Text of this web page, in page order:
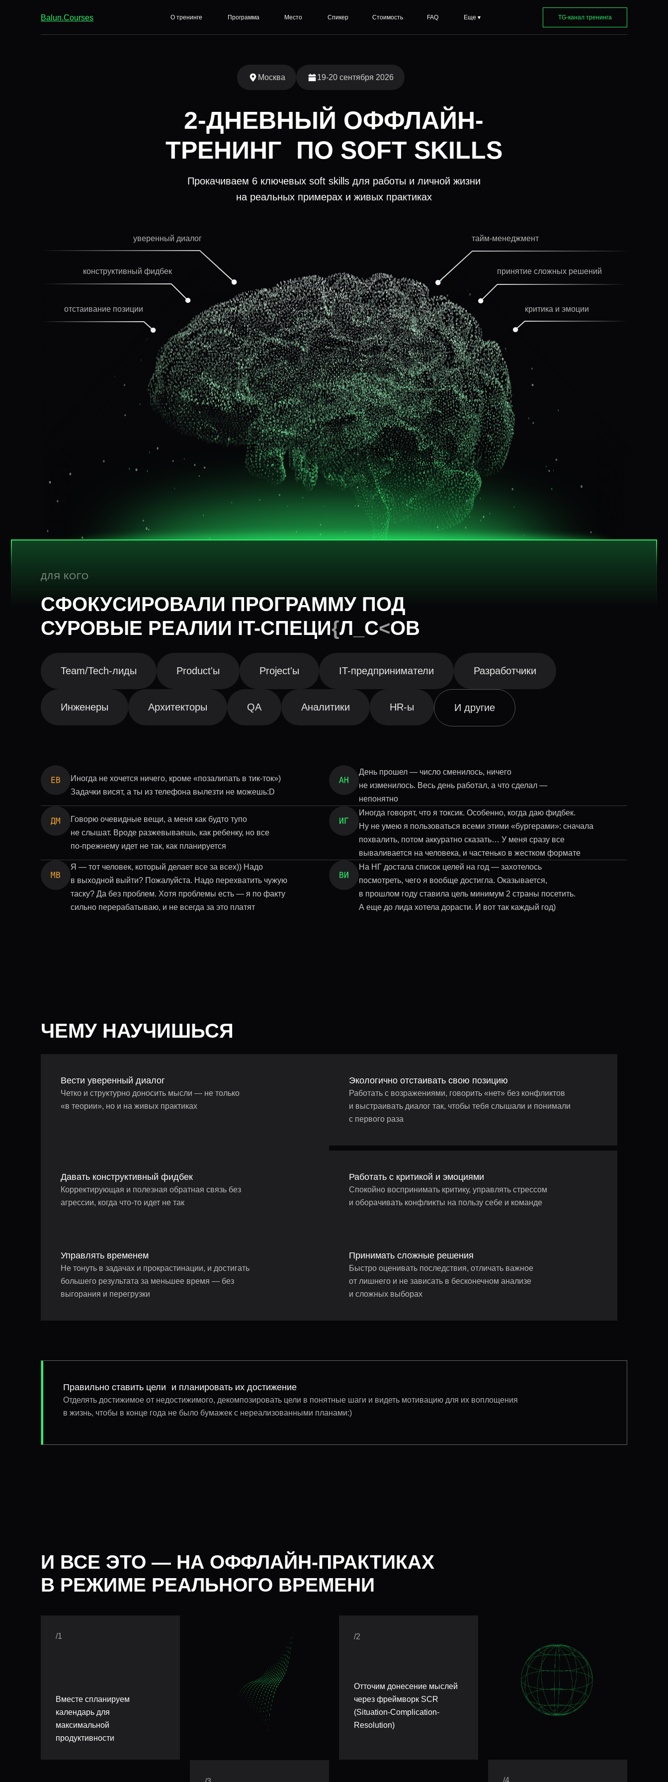
Balun.Courses TG-канал тренинга
Еще ▾
FAQ
Стоимость
Спикер
Место
Программа
О тренинге
Москва 19-20 сентября 2026
Прокачиваем 6 ключевых soft skills для работы и личной жизни
на реальных примерах и живых практиках
2-ДНЕВНЫЙ ОФФЛАЙН-
ТРЕНИНГ ПО SOFT SKILLS
критика и эмоции
отстаивание позиции
принятие сложных решений
конструктивный фидбек
тайм-менеджмент
уверенный диалог
Team/Tech-лиды Product'ы Projеct'ы IT-предприниматели Разработчики
Инженеры Архитекторы QA Аналитики HR-ы И другие
ДЛЯ КОГО
СФОКУСИРОВАЛИ ПРОГРАММУ ПОД
СУРОВЫЕ РЕАЛИИ IT-СПЕЦИАЛИСТОВ
Иногда не хочется ничего, кроме «позалипать в тик-ток»)
Задачки висят, а ты из телефона вылезти не можешь:D
День прошел — число сменилось, ничего
не изменилось. Весь день работал, а что сделал —
непонятно
Говорю очевидные вещи, а меня как будто тупо
не слышат. Вроде разжевываешь, как ребенку, но все
по-прежнему идет не так, как планируется
Иногда говорят, что я токсик. Особенно, когда даю фидбек.
Ну не умею я пользоваться всеми этими «бургерами»: сначала
похвалить, потом аккуратно сказать… У меня сразу все
вываливается на человека, и частенько в жестком формате
Я — тот человек, который делает все за всех)) Надо
в выходной выйти? Пожалуйста. Надо перехватить чужую
таску? Да без проблем. Хотя проблемы есть — я по факту
сильно перерабатываю, и не всегда за это платят
На НГ достала список целей на год — захотелось
посмотреть, чего я вообще достигла. Оказывается,
в прошлом году ставила цель минимум 2 страны посетить.
А еще до лида хотела дорасти. И вот так каждый год)
Вести уверенный диалог
Четко и структурно доносить мысли — не только
«в теории», но и на живых практиках
Экологично отстаивать свою позицию
Работать с возражениями, говорить «нет» без конфликтов
и выстраивать диалог так, чтобы тебя слышали и понимали
с первого раза
Давать конструктивный фидбек
Корректирующая и полезная обратная связь без
агрессии, когда что-то идет не так
Работать с критикой и эмоциями
Спокойно воспринимать критику, управлять стрессом
и оборачивать конфликты на пользу себе и команде
Управлять временем
Не тонуть в задачах и прокрастинации, и достигать
большего результата за меньшее время — без
выгорания и перегрузки
Принимать сложные решения
Быстро оценивать последствия, отличать важное
от лишнего и не зависать в бесконечном анализе
и сложных выборах
ЧЕМУ НАУЧИШЬСЯ
Правильно ставить цели и планировать их достижение
Отделять достижимое от недостижимого, декомпозировать цели в понятные шаги и видеть мотивацию для их воплощения
в жизнь, чтобы в конце года не было бумажек с нереализованными планами:)
/1
Вместе спланируем
календарь для
максимальной
продуктивности
/2
Отточим донесение мыслей
через фреймворк SCR
(Situation-Complication-
Resolution)
/4
И ВСЕ ЭТО — НА ОФФЛАЙН-ПРАКТИКАХ
В РЕЖИМЕ РЕАЛЬНОГО ВРЕМЕНИ